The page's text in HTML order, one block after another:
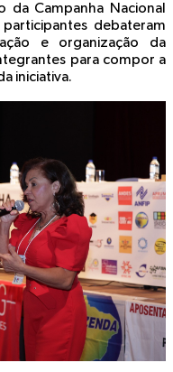
da Campanha Nacional
debateram
e organização da
para compor a
iniciativa.